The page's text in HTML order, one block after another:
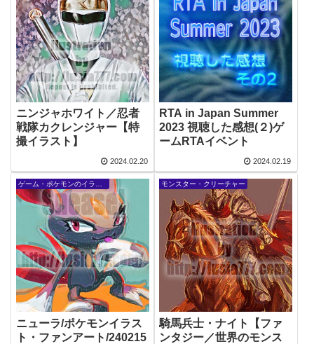
ニンジャホワイト／忍者
戦隊カクレンジャー【特
撮イラスト】
2024.02.20
RTA in Japan Summer
2023 視聴した感想(２)ゲ
ームRTAイベント
2024.02.19
ゲーム・ポケモンのイラスト
ニューラ/ポケモンイラス
ト・ファンアート/240215
モンスター・クリーチャー
騎馬兵士・ナイト【ファ
ンタジー／世界のモンス